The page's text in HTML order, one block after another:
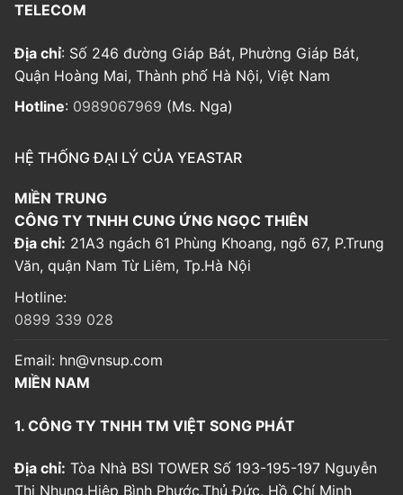
TELECOM
Địa chỉ: Số 246 đường Giáp Bát, Phường Giáp Bát,
Quận Hoàng Mai, Thành phố Hà Nội, Việt Nam
Hotline: 0989067969 (Ms. Nga)
HỆ THỐNG ĐẠI LÝ CỦA YEASTAR
MIỀN TRUNG
CÔNG TY TNHH CUNG ỨNG NGỌC THIÊN
Địa chỉ: 21A3 ngách 61 Phùng Khoang, ngõ 67, P.Trung
Văn, quận Nam Từ Liêm, Tp.Hà Nội
Hotline:
0899 339 028
Email: hn@vnsup.com
MIỀN NAM
1. CÔNG TY TNHH TM VIỆT SONG PHÁT
Địa chỉ: Tòa Nhà BSI TOWER Số 193-195-197 Nguyễn
Thị Nhung,Hiệp Bình Phước,Thủ Đức, Hồ Chí Minh